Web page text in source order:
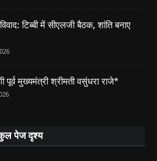
टिब्बी में सीएलजी बैठक, शांति बनाए
पूर्व मुख्यमंत्री श्रीमती वसुंधरा राजे*
पेज दृश्य